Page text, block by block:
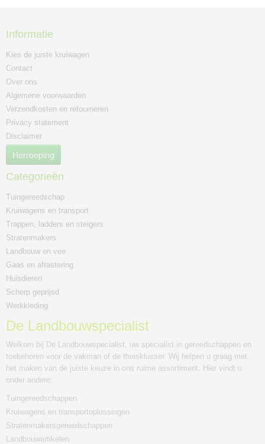
Informatie
Kies de juiste kruiwagen
Contact
Over ons
Algemene voorwaarden
Verzendkosten en retourneren
Privacy statement
Disclaimer
Herroeping
Categorieën
Tuingereedschap
Kruiwagens en transport
Trappen, ladders en steigers
Stratenmakers
Landbouw en vee
Gaas en afrastering
Huisdieren
Scherp geprijsd
Werkkleding
De Landbouwspecialist
Welkom bij De Landbouwspecialist, uw specialist in gereedschappen en
toebehoren voor de vakman of de thuisklusser. Wij helpen u graag met
het maken van de juiste keuze in ons ruime assortiment. Hier vindt u
onder andere:
Tuingereedschappen
Kruiwagens en transportoplossingen
Stratenmakersgereedschappen
Landbouwartikelen